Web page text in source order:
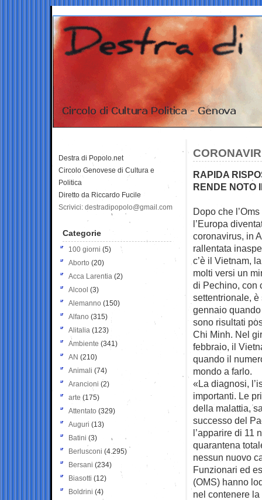
RAPIDA
RENDE NOTO
Dopo che
l’Europa
coronavirus, in
rallentata
c’è il Vietnam,
molti versi un
di Pechino, con
settentrionale,
gennaio
sono risultati
Chi Minh. Nel
febbraio, il
quando il
mondo a farlo.
«La diagnosi,
importanti. Le
della malattia,
successo del
l’apparire di 11
quarantena
nessun nuovo
Funzionari ed
(OMS) hanno
nel contenere
Destra di Popolo.net
Circolo Genovese di Cultura e
Politica
Diretto da Riccardo Fucile
Scrivici: destradipopolo@gmail.com
Categorie
100 giorni (5)
Aborto (20)
Acca Larentia (2)
Alcool (3)
Alemanno (150)
Alfano (315)
Alitalia (123)
Ambiente (341)
AN (210)
Animali (74)
Arancioni (2)
arte (175)
Attentato (329)
Auguri (13)
Batini (3)
Berlusconi (4.295)
Bersani (234)
Biasotti (12)
Boldrini (4)